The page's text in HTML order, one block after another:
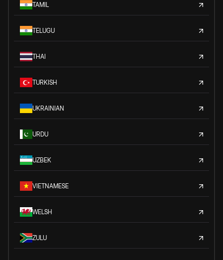
TAMIL
TELUGU
THAI
TURKISH
UKRAINIAN
URDU
UZBEK
VIETNAMESE
WELSH
ZULU